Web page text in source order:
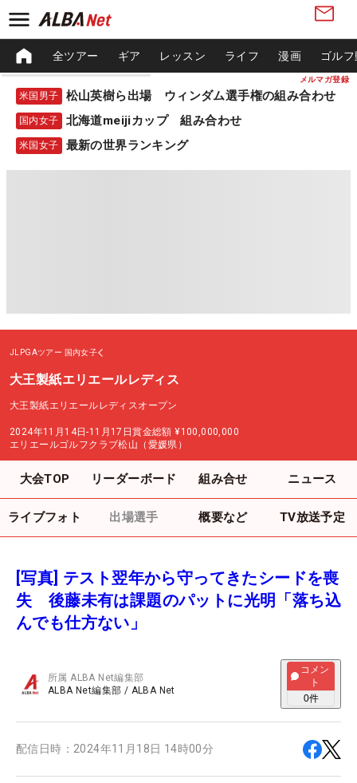
メルマガ登録
全ツアー ギア レッスン ライフ 漫画 ゴル
米国男子 松山英樹ら出場 ウィンダム選手権の組み合わせ
国内女子 北海道meijiカップ 組み合わせ
米国女子 最新の世界ランキング
JLPGAツアー 国内女子
大王製紙エリエールレディス
大王製紙エリエールレディスオープン
2024年11月14日-11月17日賞金総額 ¥100,000,000
エリエールゴルフクラブ松山（愛媛県）
大会TOP リーダーボード 組み合せ ニュース
ライブフォト 出場選手 概要など TV放送予定
[写真] テスト翌年から守ってきたシードを喪
失 後藤未有は課題のパットに光明「落ち込
んでも仕方ない」
所属ALBA Net編集部
ALBA Net編集部 / ALBA Net
コメン
ト
0件
配信日時： 2024年11月18日 14時00分